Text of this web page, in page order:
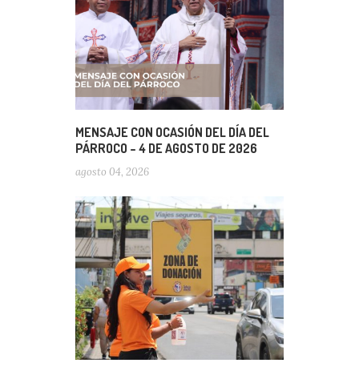
MENSAJE CON OCASIÓN DEL DÍA DEL
PÁRROCO – 4 DE AGOSTO DE 2026
agosto 04, 2026